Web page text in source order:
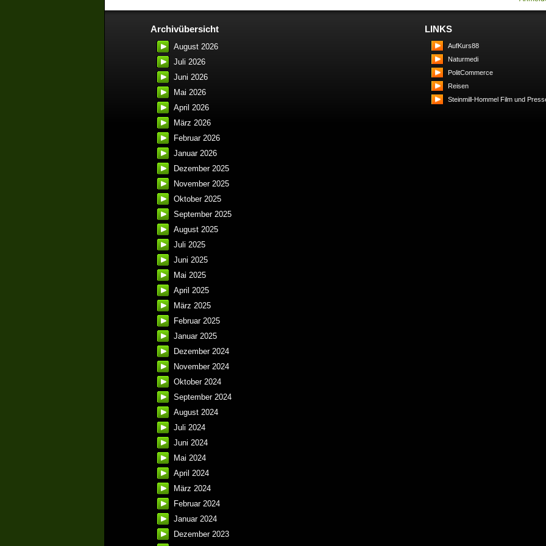
Archivübersicht
August 2026
Juli 2026
Juni 2026
Mai 2026
April 2026
März 2026
Februar 2026
Januar 2026
Dezember 2025
November 2025
Oktober 2025
September 2025
August 2025
Juli 2025
Juni 2025
Mai 2025
April 2025
März 2025
Februar 2025
Januar 2025
Dezember 2024
November 2024
Oktober 2024
September 2024
August 2024
Juli 2024
Juni 2024
Mai 2024
April 2024
März 2024
Februar 2024
Januar 2024
Dezember 2023
LINKS
AufKurs88
Naturmedi
PolitCommerce
Reisen
Steinmill-Hommel Film und